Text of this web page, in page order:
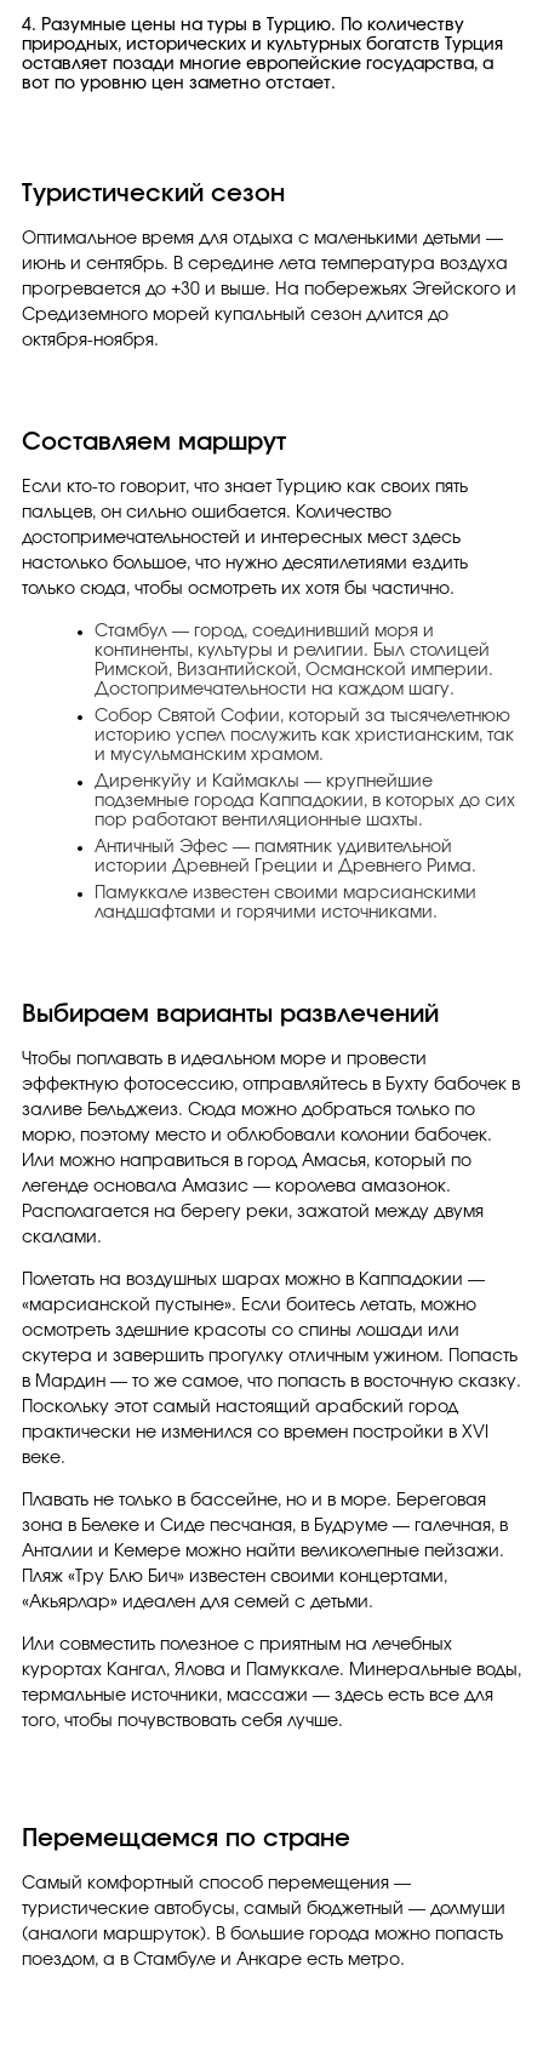
4. Разумные цены на туры в Турцию. По количеству
природных, исторических и культурных богатств Турция
оставляет позади многие европейские государства, а
вот по уровню цен заметно отстает.
Туристический сезон
Оптимальное время для отдыха с маленькими детьми —
июнь и сентябрь. В середине лета температура воздуха
прогревается до +30 и выше. На побережьях Эгейского и
Средиземного морей купальный сезон длится до
октября-ноября.
Составляем маршрут
Если кто-то говорит, что знает Турцию как своих пять
пальцев, он сильно ошибается. Количество
достопримечательностей и интересных мест здесь
настолько большое, что нужно десятилетиями ездить
только сюда, чтобы осмотреть их хотя бы частично.
Стамбул — город, соединивший моря и
континенты, культуры и религии. Был столицей
Римской, Византийской, Османской империи.
Достопримечательности на каждом шагу.
Собор Святой Софии, который за тысячелетнюю
историю успел послужить как христианским, так
и мусульманским храмом.
Диренкуйу и Каймаклы — крупнейшие
подземные города Каппадокии, в которых до сих
пор работают вентиляционные шахты.
Античный Эфес — памятник удивительной
истории Древней Греции и Древнего Рима.
Памуккале известен своими марсианскими
ландшафтами и горячими источниками.
Выбираем варианты развлечений
Чтобы поплавать в идеальном море и провести
эффектную фотосессию, отправляйтесь в Бухту бабочек в
заливе Бельджеиз. Сюда можно добраться только по
морю, поэтому место и облюбовали колонии бабочек.
Или можно направиться в город Амасья, который по
легенде основала Амазис — королева амазонок.
Располагается на берегу реки, зажатой между двумя
скалами.
Полетать на воздушных шарах можно в Каппадокии —
«марсианской пустыне». Если боитесь летать, можно
осмотреть здешние красоты со спины лошади или
скутера и завершить прогулку отличным ужином. Попасть
в Мардин — то же самое, что попасть в восточную сказку.
Поскольку этот самый настоящий арабский город
практически не изменился со времен постройки в XVI
веке.
Плавать не только в бассейне, но и в море. Береговая
зона в Белеке и Сиде песчаная, в Будруме — галечная, в
Анталии и Кемере можно найти великолепные пейзажи.
Пляж «Тру Блю Бич» известен своими концертами,
«Акьярлар» идеален для семей с детьми.
Или совместить полезное с приятным на лечебных
курортах Кангал, Ялова и Памуккале. Минеральные воды,
термальные источники, массажи — здесь есть все для
того, чтобы почувствовать себя лучше.
Перемещаемся по стране
Самый комфортный способ перемещения —
туристические автобусы, самый бюджетный — долмуши
(аналоги маршруток). В большие города можно попасть
поездом, а в Стамбуле и Анкаре есть метро.